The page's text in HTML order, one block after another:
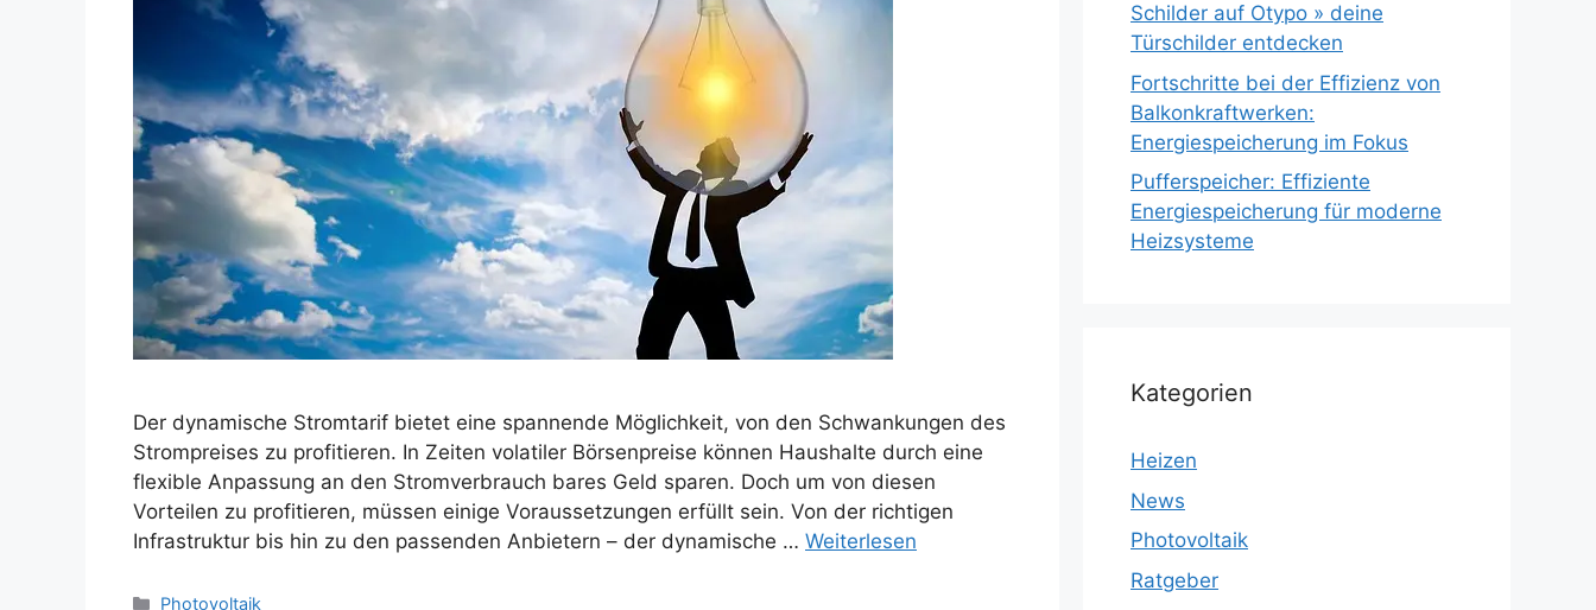
Der dynamische Stromtarif bietet eine spannende Möglichkeit, von den Schwankungen des
Strompreises zu profitieren. In Zeiten volatiler Börsenpreise können Haushalte durch eine
flexible Anpassung an den Stromverbrauch bares Geld sparen. Doch um von diesen
Vorteilen zu profitieren, müssen einige Voraussetzungen erfüllt sein. Von der richtigen
Infrastruktur bis hin zu den passenden Anbietern – der dynamische … Weiterlesen
Kategorien
Photovoltaik
Schilder auf Otypo » deine
Türschilder entdecken
Fortschritte bei der Effizienz von
Balkonkraftwerken:
Energiespeicherung im Fokus
Pufferspeicher: Effiziente
Energiespeicherung für moderne
Heizsysteme
Kategorien
Heizen
News
Photovoltaik
Ratgeber